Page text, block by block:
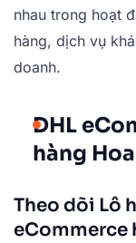
nhau trong hoạt
hàng, dịch vụ
doanh.
DHL
hàng
Theo dõi Lô
eCommerce